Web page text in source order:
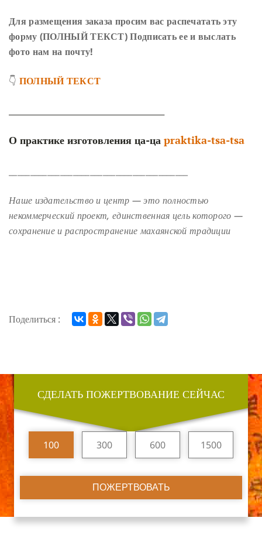
Для размещения заказа просим вас распечатать эту
форму (ПОЛНЫЙ ТЕКСТ)Подписать ее и выслать
фото нам на почту!
👇 ПОЛНЫЙ ТЕКСТ
О практике изготовления ца-ца praktika-tsa-tsa
Наше издательство и центр — это полностью
некоммерческий проект, единственная цель которого —
сохранение и распространение махаянской традиции
Поделиться :
СДЕЛАТЬ ПОЖЕРТВОВАНИЕ СЕЙЧАС
100 300 600 1500
ПОЖЕРТВОВАТЬ